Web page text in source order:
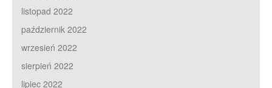
listopad 2022
październik 2022
wrzesień 2022
sierpień 2022
lipiec 2022